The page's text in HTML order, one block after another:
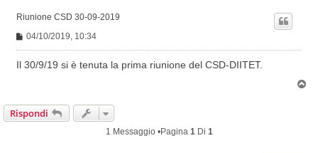
Riunione CSD 30-09-2019
M
e
s
g
04/10/2019, 10:34
Il 30/9/19 si è tenuta la prima riunione del CSD-DIITET.
Rispondi
1 Messaggio •Pagina 1Di 1